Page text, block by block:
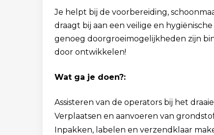
Je helpt bij de voorbereiding,
draagt bij aan een veilige en
genoeg doorgroeimogelijkheden zijn
door ontwikkelen!
Wat ga je doen?:
Assisteren van de operators bij het
Verplaatsen en aanvoeren van
Inpakken, labelen en verzendklaar